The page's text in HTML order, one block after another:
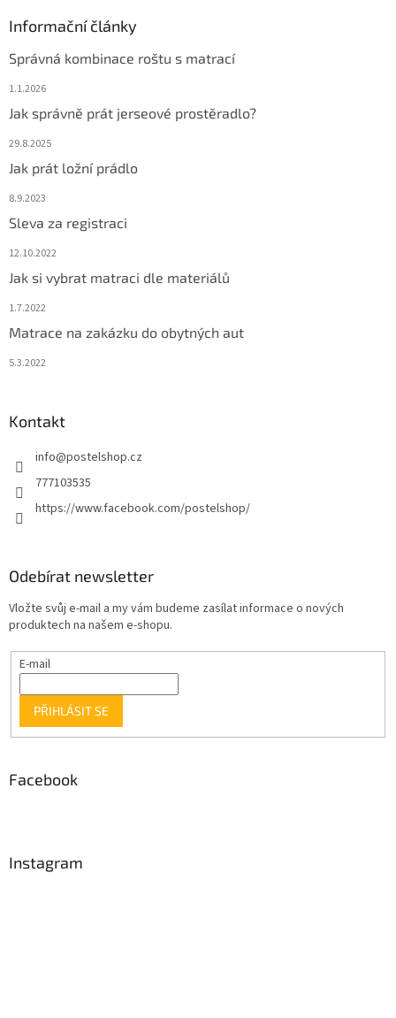
Informační články
Správná kombinace roštu s matrací
1.1.2026
Jak správně prát jerseové prostěradlo?
29.8.2025
Jak prát ložní prádlo
8.9.2023
Sleva za registraci
12.10.2022
Jak si vybrat matraci dle materiálů
1.7.2022
Matrace na zakázku do obytných aut
5.3.2022
Kontakt
info@postelshop.cz
777103535
https://www.facebook.com/postelshop/
Odebírat newsletter
Vložte svůj e-mail a my vám budeme zasílat informace o nových
produktech na našem e-shopu.
E-mail
PŘIHLÁSIT SE
Facebook
Instagram